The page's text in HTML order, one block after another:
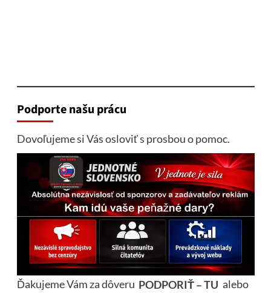
Podporte našu prácu
Dovoľujeme si Vás osloviť s prosbou o pomoc.
Ďakujeme Vám za dôveru PODPORIŤ – TU alebo